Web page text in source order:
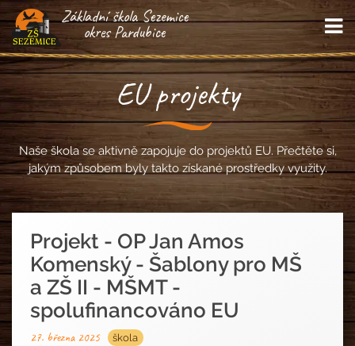
Základní škola Sezemice
okres Pardubice
EU projekty
Naše škola se aktivně zapojuje do projektů EU. Přečtěte si,
jakým způsobem byly takto získané prostředky využity.
Projekt - OP Jan Amos
Komenský - Šablony pro MŠ
a ZŠ II - MŠMT -
spolufinancováno EU
27. března 2025 škola